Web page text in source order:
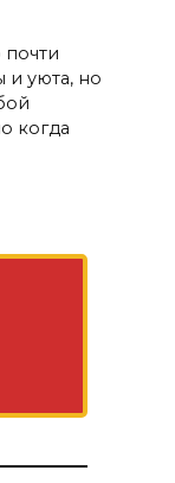
и уюта, но
когда